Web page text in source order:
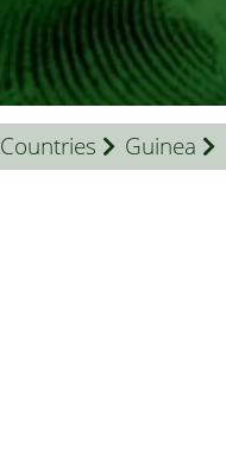
Countries Guinea